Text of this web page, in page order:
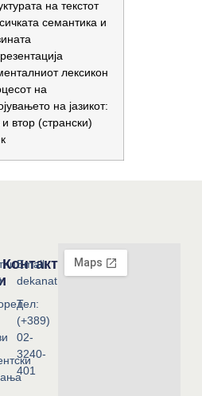
на текстот
семантика и
лексикон
на
на јазикот:
втор (странски)
Контакт
Email:
dekanat@flf.ukim.edu.mk
Тел:
(+389)
02-
3240-
401